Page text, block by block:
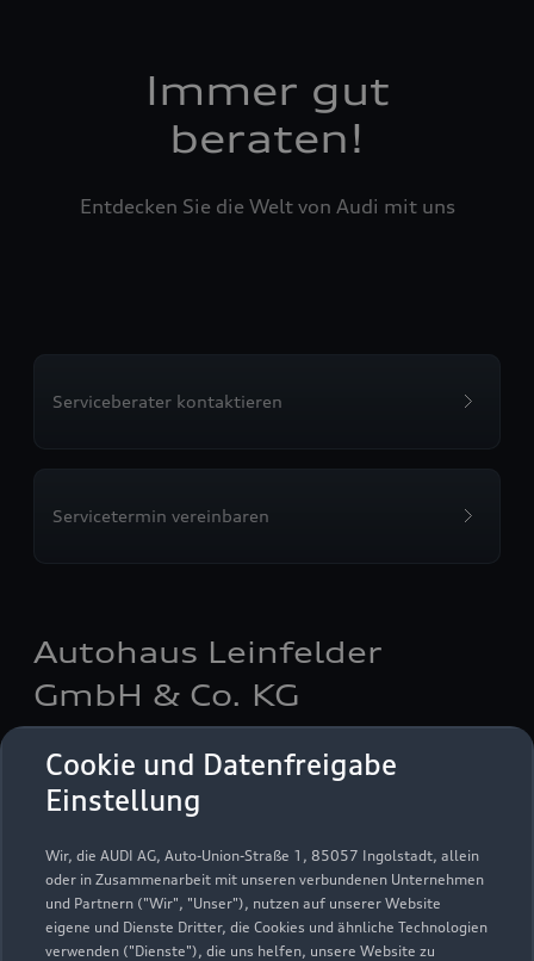
Cookie und Datenfreigabe
Einstellung
Wir, die AUDI AG, Auto-Union-Straße 1, 85057 Ingolstadt, allein
oder in Zusammenarbeit mit unseren verbundenen Unternehmen
und Partnern ("Wir", "Unser"), nutzen auf unserer Website
eigene und Dienste Dritter, die Cookies und ähnliche Technologien
verwenden ("Dienste"), die uns helfen, unsere Website zu
Immer gut
beraten!
Entdecken Sie die Welt von Audi mit uns
Serviceberater kontaktieren
Servicetermin vereinbaren
Autohaus Leinfelder
GmbH & Co. KG